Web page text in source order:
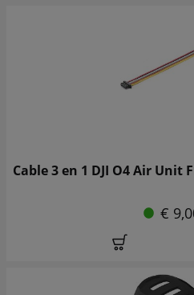
Cable 3 en 1 DJI O4 Air Unit
€